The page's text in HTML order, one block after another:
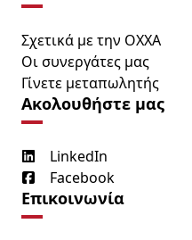
Σχετικά με την OXXA
Οι συνεργάτες μας
Γίνετε μεταπωλητής
Ακολουθήστε μας
LinkedIn
Facebook
Επικοινωνία